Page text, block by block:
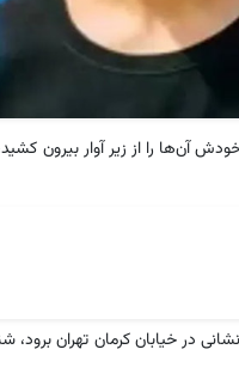
آن‌ها را از زیر آوار بیرون
وقتی مختار با صدای انفجار از خواب بیدار شده بود تا به ایستگاه شماره 71 آتش‌نشانی در